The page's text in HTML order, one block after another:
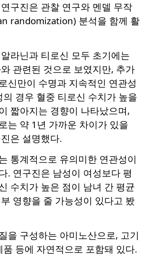
구진은 관찰 연구와 멘델 무작
randomization) 분석을 함께 활
라닌과 티로신 모두 초기에는
관련된 것으로 보였지만, 추가
신만이 수명과 지속적인 연관성
의 경우 혈중 티로신 수치가 높을
짧아지는 경향이 나타났으며,
는 약 1년 가까운 차이가 있을
은 설명했다.
통계적으로 유의미한 연관성이
. 연구진은 남성이 여성보다 평
수치가 높은 점이 남녀 간 평균
영향을 줄 가능성이 있다고 봤
을 구성하는 아미노산으로, 고기
품 등에 자연적으로 포함돼 있다.